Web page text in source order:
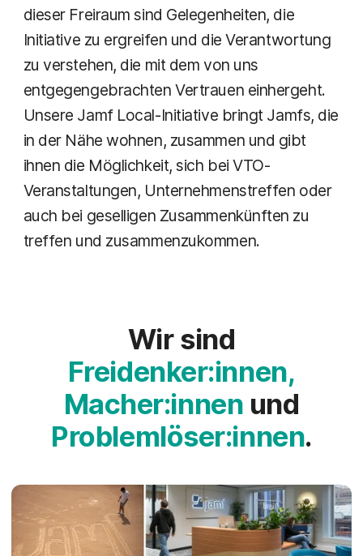
dieser Freiraum sind Gelegenheiten, die
Initiative zu ergreifen und die Verantwortung
zu verstehen, die mit dem von uns
entgegengebrachten Vertrauen einhergeht.
Unsere Jamf Local-Initiative bringt Jamfs, die
in der Nähe wohnen, zusammen und gibt
ihnen die Möglichkeit, sich bei VTO-
Veranstaltungen, Unternehmenstreffen oder
auch bei geselligen Zusammenkünften zu
treffen und zusammenzukommen.
Wir sind
Freidenker:innen,
Macher:innen und
Problemlöser:innen.